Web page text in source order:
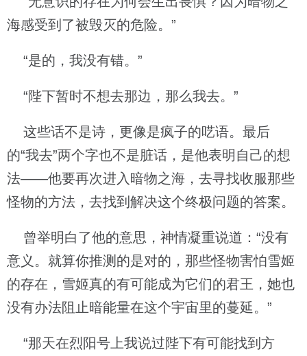
海感受到了被毁灭的危险。”
“是的，我没有错。”
“陛下暂时不想去那边，那么我去。”
这些话不是诗，更像是疯子的呓语。最后
的“我去”两个字也不是脏话，是他表明自己的想
法——他要再次进入暗物之海，去寻找收服那些
怪物的方法，去找到解决这个终极问题的答案。
曾举明白了他的意思，神情凝重说道：“没有
意义。就算你推测的是对的，那些怪物害怕雪姬
的存在，雪姬真的有可能成为它们的君王，她也
没有办法阻止暗能量在这个宇宙里的蔓延。”
“那天在烈阳号上我说过陛下有可能找到方